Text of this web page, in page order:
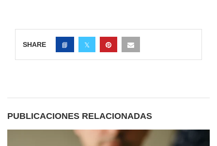
SHARE
PUBLICACIONES RELACIONADAS